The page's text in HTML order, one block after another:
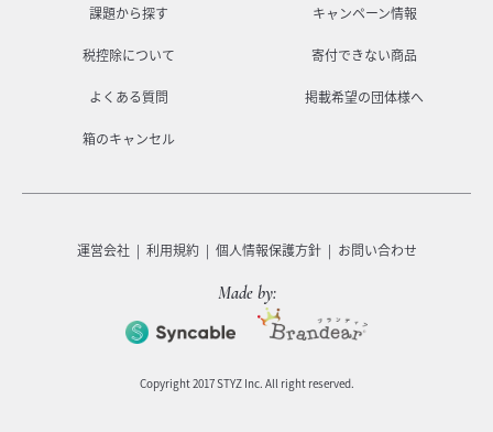
課題から探す キャンペーン情報
税控除について 寄付できない商品
よくある質問 掲載希望の団体様へ
箱のキャンセル
運営会社 利用規約 個人情報保護方針 お問い合わせ
Made by:
Copyright 2017 STYZ Inc. All right reserved.